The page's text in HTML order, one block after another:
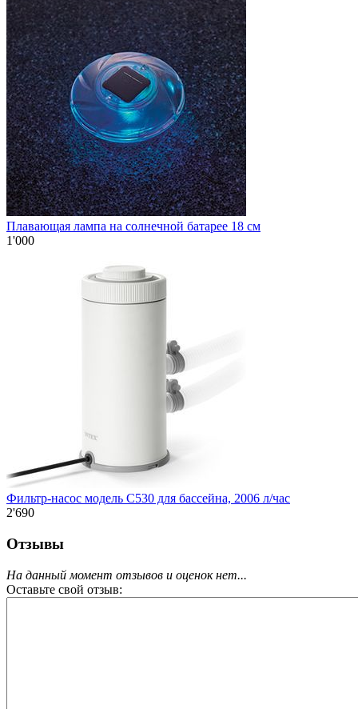
Плавающая лампа на солнечной батарее 18 см
1'000
Фильтр-насос модель C530 для бассейна, 2006 л/час
2'690
Отзывы
На данный момент отзывов и оценок нет...
Оставьте свой отзыв: